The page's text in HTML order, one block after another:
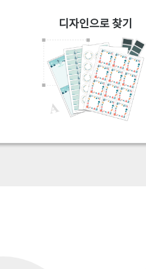
디자인으로 찾기